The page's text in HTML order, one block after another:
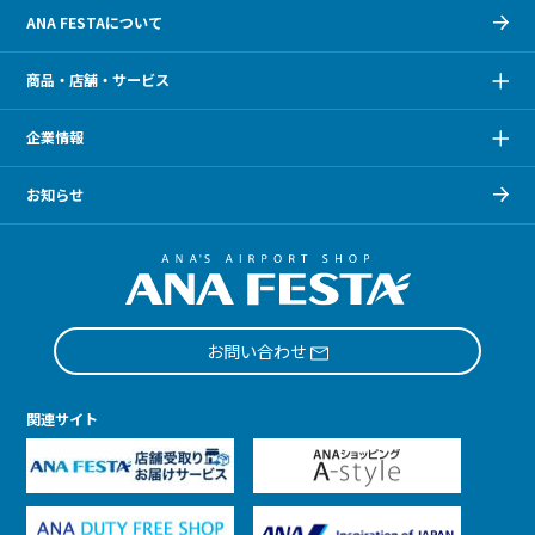
ANA FESTAについて
商品・店舗・サービス
企業情報
お知らせ
お問い合わせ
関連サイト